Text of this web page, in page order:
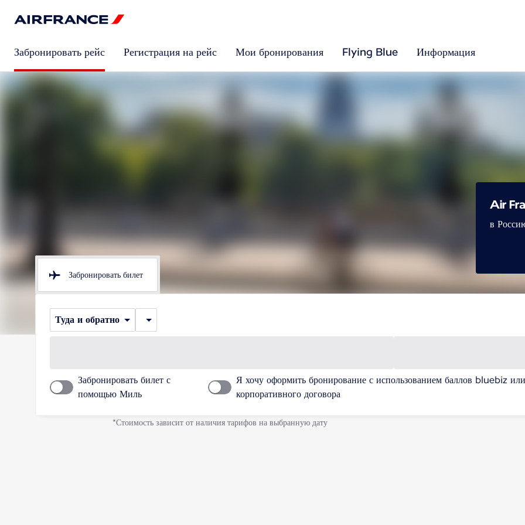
Забронировать рейс Регистрация на рейс Мои бронирования Flying Blue Информация
Забронировать билет
Туда и обратно
Забронировать билет с
помощью Миль
Я хочу оформить бронирование с использованием баллов bluebiz или
корпоративного договора
Air
в
*Стоимость зависит от наличия тарифов на выбранную дату